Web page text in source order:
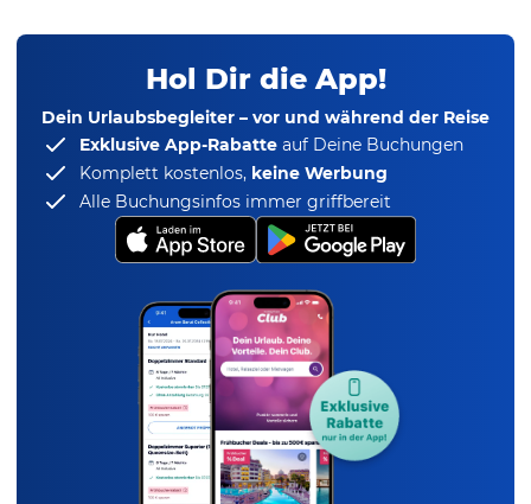
Hol Dir die App!
Dein Urlaubsbegleiter – vor und während der Reise
Exklusive App-Rabatte auf Deine Buchungen
Komplett kostenlos, keine Werbung
Alle Buchungsinfos immer griffbereit